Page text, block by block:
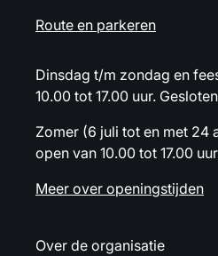
Route en parkeren
Dinsdag t/m zondag en
10.00 tot 17.00 uur.
Zomer (6 juli tot en met 24
open van 10.00 tot 17.00
Meer over openingstijden
Over de organisatie